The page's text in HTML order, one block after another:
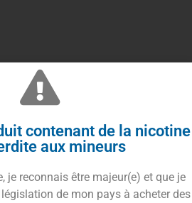
de découvrir dans sa gamme
contenant de la nicotine
aux mineurs
je reconnais être majeur(e) et que je
de mon pays à acheter des